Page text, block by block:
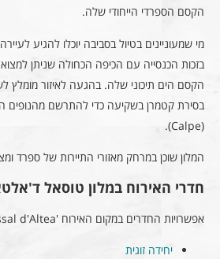
הקסם הספרדי הייחודי שלה.
מי שמעוניינים בטיול בסביבה יוכלו להגיע
בזכות הכנסייה עם הכיפה הכחולה שניתן
הקסם הים תיכוני שלה. בהגעה לאיזור מומלץ
בסירת קטמרן בשקיעה כדי להתרשם מהנופים
(Calpe‏).
המלון שוכן במרחק מאזורי התיירות של ספרד
חדרי האירוח במלון טוסאל
אפשרויות החדרים במקום האירוח 'Hotel Tossal d'Altea' כוללות:
יחידה זוגית